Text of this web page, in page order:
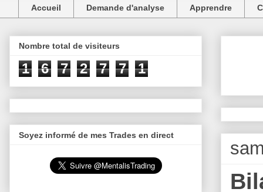
Accueil Demande d'analyse Apprendre
Nombre total de visiteurs
1 6 7 2 7 7 1
Soyez informé de mes Trades en direct